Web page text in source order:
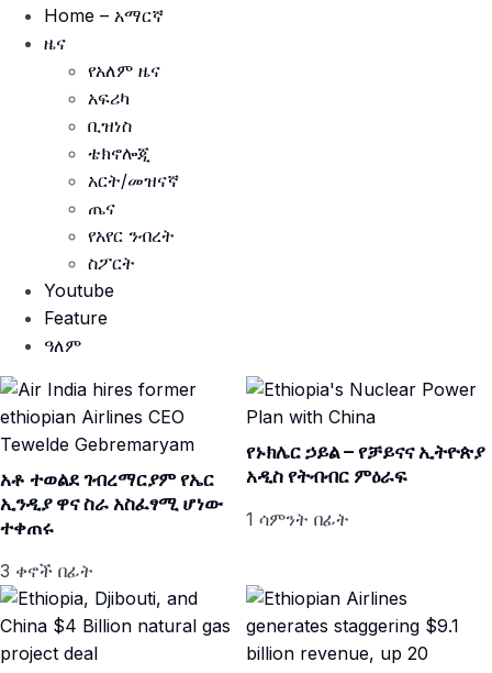
Home – አማርኛ
ዜና
የአለም ዜና
አፍሪካ
ቢዝነስ
ቴክኖሎጂ
አርት/መዝናኛ
ጤና
የአየር ንብረት
ስፖርት
Youtube
Feature
ዓለም
አቶ ተወልደ ገብረማርያም የኤር
ኢንዲያ ዋና ስራ አስፈፃሚ ሆነው
ተቀጠሩ
3 ቀኖች በፊት
የኑክሌር ኃይል – የቻይናና ኢትዮጵያ
አዲስ የትብብር ምዕራፍ
1 ሳምንት በፊት